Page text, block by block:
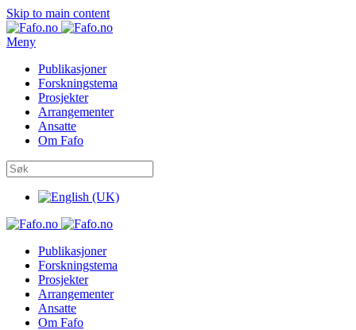
Skip to main content
Meny
Publikasjoner
Forskningstema
Prosjekter
Arrangementer
Ansatte
Om Fafo
Publikasjoner
Forskningstema
Prosjekter
Arrangementer
Ansatte
Om Fafo